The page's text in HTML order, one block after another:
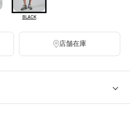
BLACK
店舗在庫